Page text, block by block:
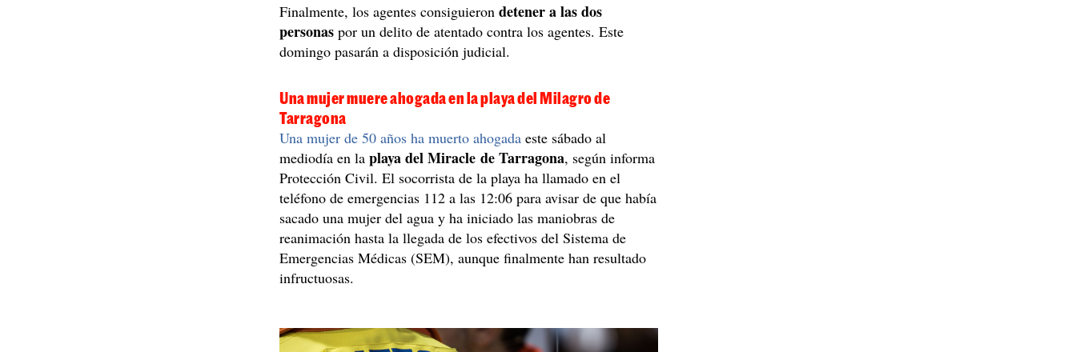
Finalmente, los agentes consiguierondetener a las dos
personas por un delito de atentado contra los agentes. Este
domingo pasarán a disposición judicial.
Una mujer muere ahogada en la playa del Milagro de
Tarragona
Una mujer de 50 años ha muerto ahogada este sábado al
mediodía en laplaya del Miracle de Tarragona, según informa
Protección Civil. El socorrista de la playa ha llamado en el
teléfono de emergencias 112 a las 12:06 para avisar de que había
sacado una mujer del agua y ha iniciado las maniobras de
reanimación hasta la llegada de los efectivos del Sistema de
Emergencias Médicas (SEM), aunque finalmente han resultado
infructuosas.